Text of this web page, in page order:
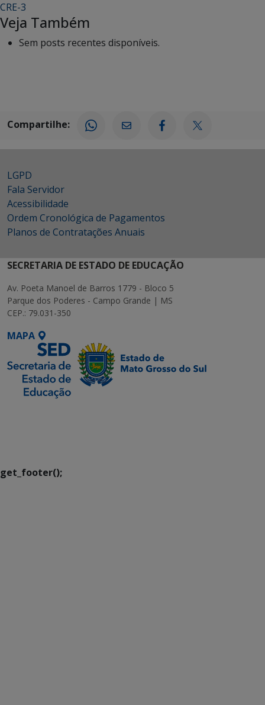
CRE-3
Veja Também
Sem posts recentes disponíveis.
Compartilhe:
LGPD
Fala Servidor
Acessibilidade
Ordem Cronológica de Pagamentos
Planos de Contratações Anuais
SECRETARIA DE ESTADO DE EDUCAÇÃO
Av. Poeta Manoel de Barros 1779 - Bloco 5
Parque dos Poderes - Campo Grande | MS
CEP.: 79.031-350
MAPA
get_footer();